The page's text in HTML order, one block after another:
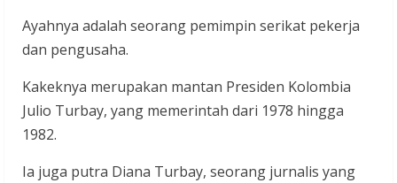
Ayahnya adalah seorang pemimpin serikat pekerja
dan pengusaha.
Kakeknya merupakan mantan Presiden Kolombia
Julio Turbay, yang memerintah dari 1978 hingga
1982.
Ia juga putra Diana Turbay, seorang jurnalis yang